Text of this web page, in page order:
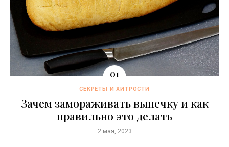
СЕКРЕТЫ И ХИТРОСТИ
Зачем замораживать выпечку и как
правильно это делать
2 мая, 2023